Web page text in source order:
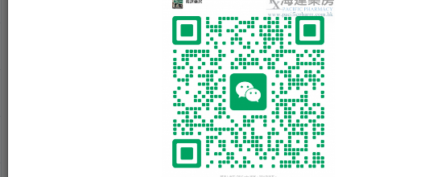
輕輕擦拭鏡片,即可除去指紋、油污,使鏡片潔
電腦等各 類電子產品屏幕。本品為速乾型濕